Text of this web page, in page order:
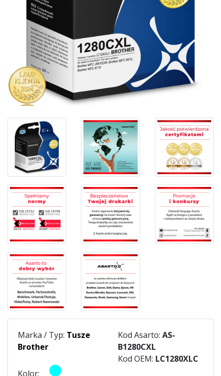
Marka / Typ: Tusze
Brother
Kod Asarto: AS-
B1280CXL
Kod OEM: LC1280XLC
Kolor: